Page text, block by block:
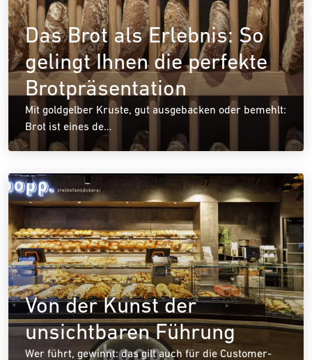
Das Brot als Erlebnis: So
gelingt Ihnen die perfekte
Brotpräsentation
Mit goldgelber Kruste, gut ausgebacken oder bemehlt:
Brot ist eines de…
Von der Kunst der
unsichtbaren Führung
Wer führt, gewinnt: das gilt auch für die Customer-